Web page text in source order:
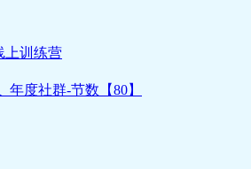
提升店铺权重-_ev.mp4
！违规处罚规则_ev.mp4
定位怎样做-让询盘更多-质量更
上训练营
度社群-节数【80】